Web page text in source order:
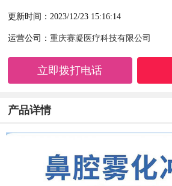
更新时间：2023/12/23 15:16:14
运营公司：重庆赛凝医疗科技有限公司
立即拨打电话
产品详情